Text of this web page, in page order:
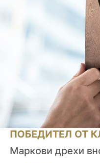
ПОБЕДИТЕЛ ОТ
Маркови дрехи